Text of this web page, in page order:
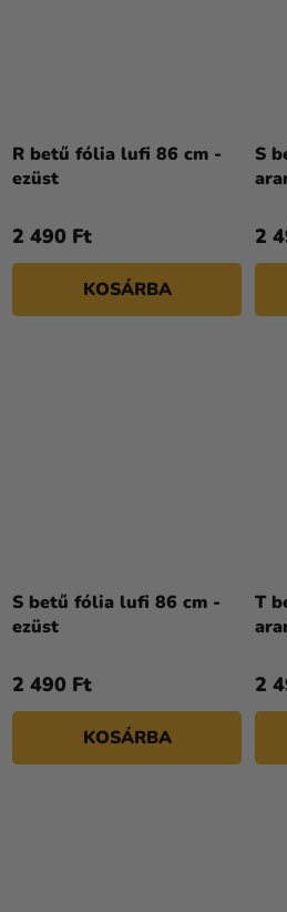
R betű fólia lufi 86 cm -
ezüst
2 490 Ft
KOSÁRBA
S
2
S betű fólia lufi 86 cm -
ezüst
2 490 Ft
KOSÁRBA
T
2